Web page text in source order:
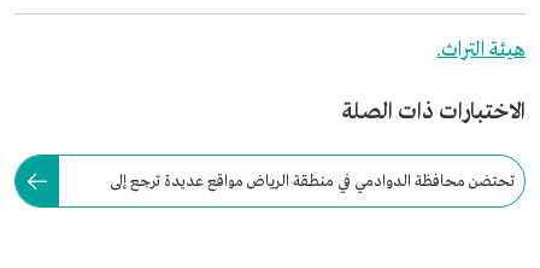
هيئة التراث.
الاختبارات ذات الصلة
تحتضن محافظة الدوادمي في منطقة الرياض مواقع عديدة ترجع إلى